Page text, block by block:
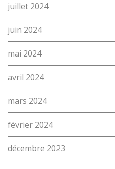
juillet 2024
juin 2024
mai 2024
avril 2024
mars 2024
février 2024
décembre 2023